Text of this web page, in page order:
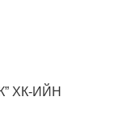
ХК-ИЙН